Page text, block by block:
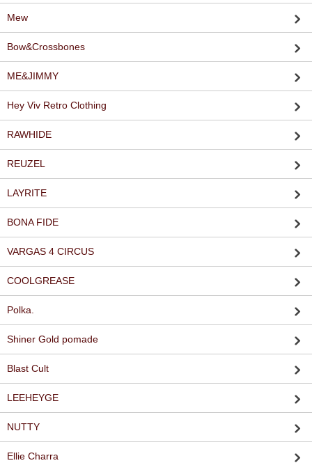
Mew
Bow&Crossbones
ME&JIMMY
Hey Viv Retro Clothing
RAWHIDE
REUZEL
LAYRITE
BONA FIDE
VARGAS 4 CIRCUS
COOLGREASE
Polka.
Shiner Gold pomade
Blast Cult
LEEHEYGE
NUTTY
Ellie Charra